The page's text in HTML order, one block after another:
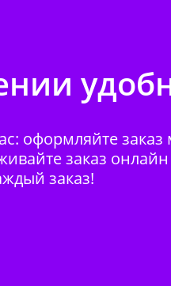
оформляйте заказ
заказ
заказ!